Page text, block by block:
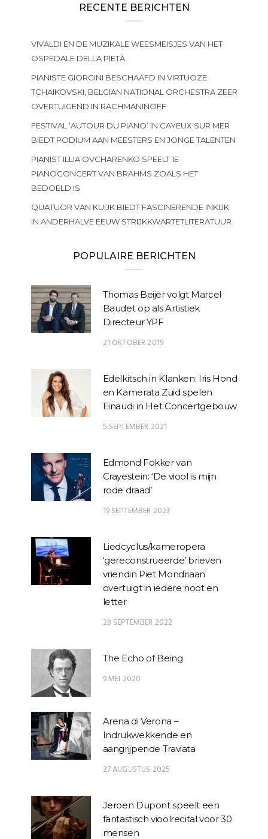
RECENTE BERICHTEN
VIVALDI EN DE MUZIKALE WEESMEISJES VAN HET
OSPEDALE DELLA PIETÀ
PIANISTE GIORGINI BESCHAAFD IN VIRTUOZE
TCHAIKOVSKI, BELGIAN NATIONAL ORCHESTRA ZEER
OVERTUIGEND IN RACHMANINOFF
FESTIVAL ‘AUTOUR DU PIANO’ IN CAYEUX SUR MER
BIEDT PODIUM AAN MEESTERS EN JONGE TALENTEN
PIANIST ILLIA OVCHARENKO SPEELT 1E
PIANOCONCERT VAN BRAHMS ZOALS HET
BEDOELD IS
QUATUOR VAN KUIJK BIEDT FASCINERENDE INKIJK
IN ANDERHALVE EEUW STRIJKKWARTETLITERATUUR
POPULAIRE BERICHTEN
Thomas Beijer volgt Marcel
Baudet op als Artistiek
Directeur YPF
21 OKTOBER 2019
Edelkitsch in Klanken: Iris Hond
en Kamerata Zuid spelen
Einaudi in Het Concertgebouw
5 SEPTEMBER 2021
Edmond Fokker van
Crayestein: ‘De viool is mijn
rode draad’
19 SEPTEMBER 2023
Liedcyclus/kameropera
‘gereconstrueerde’ brieven
vriendin Piet Mondriaan
overtuigt in iedere noot en
letter
28 SEPTEMBER 2022
The Echo of Being
9 MEI 2020
Arena di Verona –
Indrukwekkende en
aangrijpende Traviata
27 AUGUSTUS 2025
Jeroen Dupont speelt een
fantastisch vioolrecital voor 30
mensen